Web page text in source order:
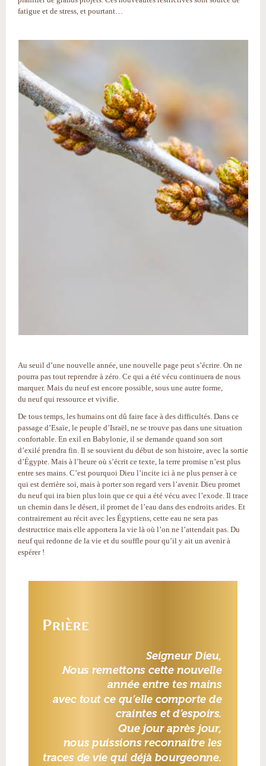
fatigue et de stress, et pourtant…
Au seuil d’une nouvelle année, une nouvelle page peut s’écrire. On ne
pourra pas tout reprendre à zéro. Ce qui a été vécu continuera de nous
marquer. Mais du neuf est encore possible, sous une autre forme,
du neuf qui ressource et vivifie.
De tous temps, les humains ont dû faire face à des difficultés. Dans ce
passage d’Esaïe, le peuple d’Israël, ne se trouve pas dans une situation
confortable. En exil en Babylonie, il se demande quand son sort
d’exilé prendra fin. Il se souvient du début de son histoire, avec la sortie
d’Égypte. Mais à l’heure où s’écrit ce texte, la terre promise n’est plus
entre ses mains. C’est pourquoi Dieu l’incite ici à ne plus penser à ce
qui est derrière soi, mais à porter son regard vers l’avenir. Dieu promet
du neuf qui ira bien plus loin que ce qui a été vécu avec l’exode. Il trace
un chemin dans le désert, il promet de l’eau dans des endroits arides. Et
contrairement au récit avec les Égyptiens, cette eau ne sera pas
destructrice mais elle apportera la vie là où l’on ne l’attendait pas. Du
neuf qui redonne de la vie et du souffle pour qu’il y ait un avenir à
espérer !